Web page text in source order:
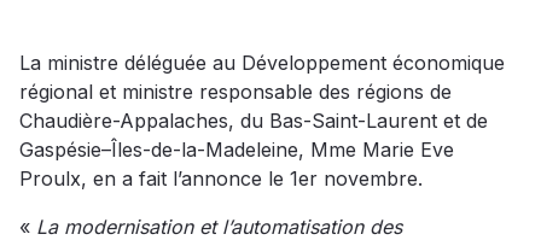
La ministre déléguée au Développement économique
régional et ministre responsable des régions de
Chaudière-Appalaches, du Bas-Saint-Laurent et de
Gaspésie–Îles-de-la-Madeleine, Mme Marie Eve
Proulx, en a fait l’annonce le 1er novembre.
« La modernisation et l’automatisation des